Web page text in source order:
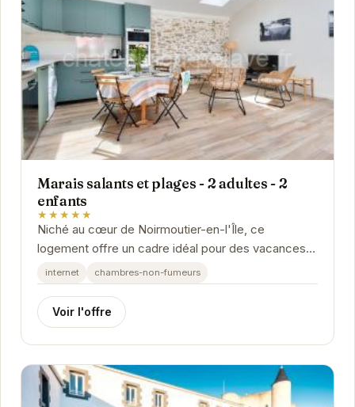
Marais salants et plages - 2 adultes - 2
enfants
★★★★★
Niché au cœur de Noirmoutier-en-l'Île, ce
logement offre un cadre idéal pour des vacances
en famille. Proche des marais salants et des
plages, il...
internet chambres-non-fumeurs
Voir l'offre